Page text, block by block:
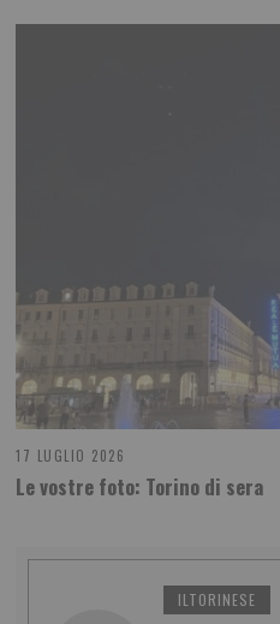
17 LUGLIO 2026
Le vostre foto: Torino di sera
ILTORINESE